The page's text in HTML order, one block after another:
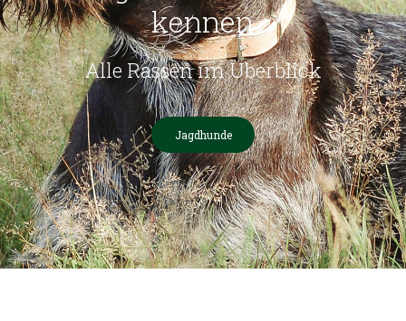
kennen
Alle Rassen im Überblick
Jagdhunde